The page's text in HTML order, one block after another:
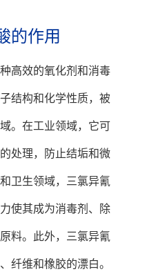
的作用
高效的氧化剂和消毒
结构和化学性质，被
。在工业领域，它可
处理，防止结垢和微
卫生领域，三氯异氰
使其成为消毒剂、除
料。此外，三氯异氰
纤维和橡胶的漂白。